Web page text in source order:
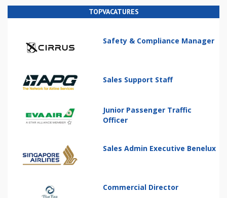
TOPVACATURES
Safety & Compliance Manager
Sales Support Staff
Junior Passenger Traffic
Officer
Sales Admin Executive Benelux
Commercial Director